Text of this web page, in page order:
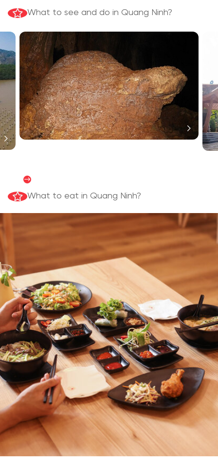
What to see and do in Quang Ninh?
What to eat in Quang Ninh?